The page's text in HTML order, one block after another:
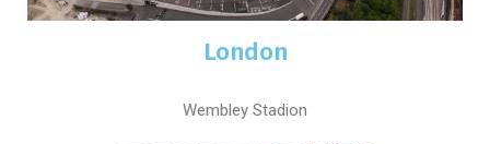
London
Wembley Stadion